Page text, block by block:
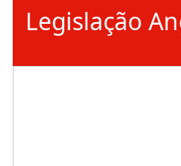
Legislação